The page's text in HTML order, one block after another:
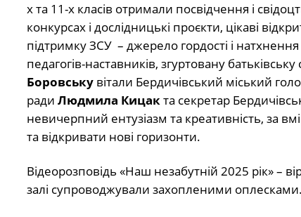
х та 11-х класів отримали посвідчення і
конкурсах і дослідницькі проєкти, цікаві
підтримку ЗСУ – джерело гордості і натхнення
педагогів-наставників, згуртовану
Боровську вітали Бердичівський міський
ради Людмила Кицакта секретар
невичерпний ентузіазм та креативність, за
та відкривати нові горизонти.
Відеорозповідь «Наш незабутній 2025 рік» –
залі супроводжували захопленими оплесками.